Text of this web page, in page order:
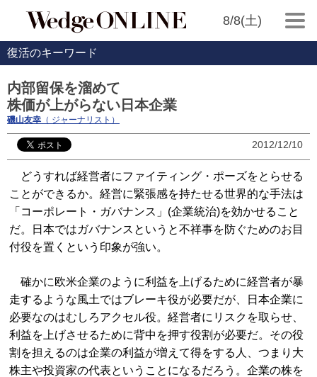
8/8(土)
復活のキーワード
内部留保を溜めて
株価が上がらない日本企業
磯山友幸 （ ジャーナリスト）
2012/12/10
どうすれば経営者にファイティング・ポーズをとらせる
ことができるか。経営に緊張感を持たせる世界的な手法は
「コーポレート・ガバナンス」(企業統治)を効かせること
だ。日本ではガバナンスというと不祥事を防ぐためのお目
付役を置くという印象が強い。
確かに欧米企業のように利益を上げるために経営者が暴
走するような風土ではブレーキ役が必要だが、日本企業に
必要なのはむしろアクセル役。経営者にリスクを取らせ、
利益を上げさせるために背中を押す役割が必要だ。その役
割を担えるのは企業の利益が増えて得をする人、つまり大
株主や投資家の代表ということになるだろう。企業の株を